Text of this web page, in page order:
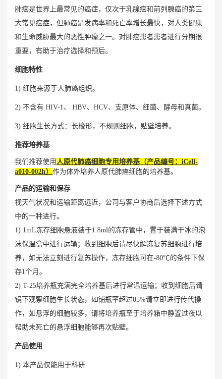
肺癌是世界上最常见的癌症，仅次于乳腺癌和前列腺癌的第三
大常见癌症，但肺癌是发病率和死亡率增长最快，对人类健康
和生命威胁最大的恶性肿瘤之一。对肺癌患者患者进行分期很
重要，有助于治疗选择和预后。
细胞特性
1) 细胞来源于人肺癌组织。
2) 不含有 HIV-1、 HBV、HCV、支原体、细菌、酵母和真菌。
3) 细胞生长方式：长梭形，不规则细胞，贴壁培养。
推荐培养基
我们推荐使用 人原代肺癌细胞专用培养基（产品编号：iCell-
a010-002h） 作为体外培养人原代肺癌细胞的培养基。
产品的运输和保存
视天气状况和运输距离远近，公司与客户协商后选择下述方式
中的一种进行。
1) 1mL冻存细胞悬液装于1.8ml的冻存管中，置于装满干冰的泡
沫保温盒中进行运输；收到细胞后请尽快解冻复苏细胞进行培
养，如无法立刻进行复苏操作，冻存细胞可在-80℃的条件下保
存1个月。
2) T-25培养瓶充满完全培养基后进行常温运输；收到细胞后请
镜下观察细胞生长状态，如铺瓶率超过85%请立即进行传代操
作，如悬浮的细胞较多，请将培养瓶至于培养箱中静置过夜以
帮助未死亡的悬浮细胞能够再次贴壁。
产品使用
1) 本产品仅能用于科研